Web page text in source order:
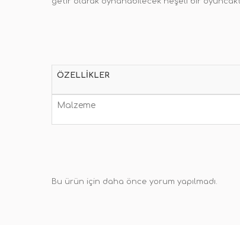
ÖZELLIKLER
Malzeme
Bu ürün için daha önce yorum yapılmadı.